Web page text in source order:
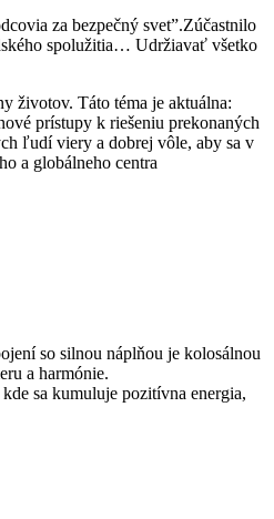
za bezpečný svet”.Zúčastnilo
spolužitia… Udržiavať všetko
životov. Táto téma je aktuálna:
prístupy k riešeniu prekonaných
ľudí viery a dobrej vôle, aby sa v
a globálneho centra
so silnou náplňou je kolosálnou
a harmónie.
sa kumuluje pozitívna energia,